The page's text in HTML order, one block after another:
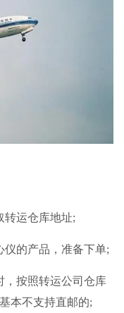
转运仓库地址;
的产品，准备下单;
，按照转运公司 仓库
本不支持直邮的;